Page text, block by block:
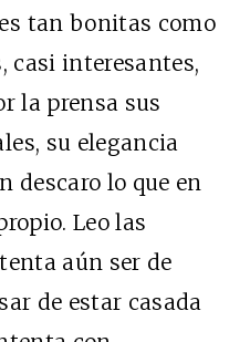
tan bonitas como
casi interesantes,
la prensa sus
su elegancia
descaro lo que en
Leo las
aún ser de
de estar casada